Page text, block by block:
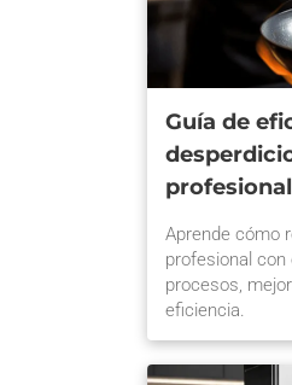
Guía de
profesional
Aprende cómo
profesional
procesos,
eficiencia.